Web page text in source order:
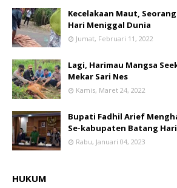
Kecelakaan Maut,
Hari Meniggal Dunia
Jumat, Februari 11, 2022
Lagi, Harimau Mangsa
Mekar Sari Nes
Kamis, Maret 24, 2022
Bupati Fadhil Arief
Se-kabupaten Batang Hari
Rabu, Januari 04, 2023
HUKUM